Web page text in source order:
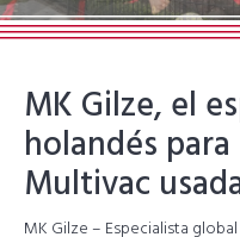
MK Gilze, el
holandés
Multivac
MK Gilze – Especialista